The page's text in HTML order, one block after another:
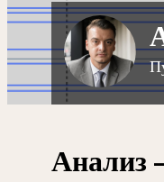
Анализ